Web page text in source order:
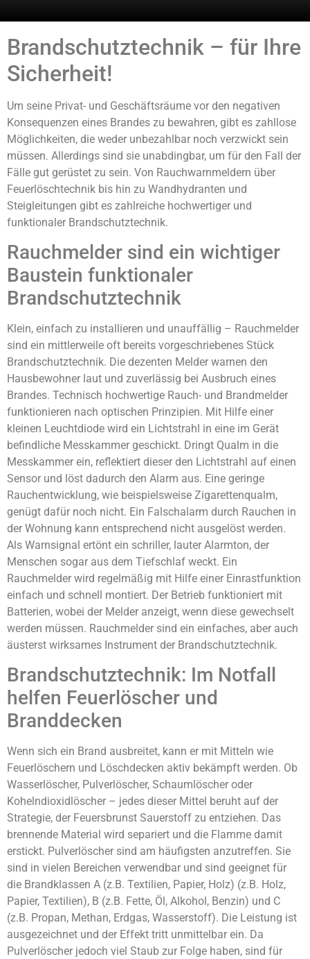
Brandschutztechnik – für Ihre
Sicherheit!
Um seine Privat- und Geschäftsräume vor den negativen
Konsequenzen eines Brandes zu bewahren, gibt es zahllose
Möglichkeiten, die weder unbezahlbar noch verzwickt sein
müssen. Allerdings sind sie unabdingbar, um für den Fall der
Fälle gut gerüstet zu sein. Von Rauchwarnmeldern über
Feuerlöschtechnik bis hin zu Wandhydranten und
Steigleitungen gibt es zahlreiche hochwertiger und
funktionaler Brandschutztechnik.
Rauchmelder sind ein wichtiger
Baustein funktionaler
Brandschutztechnik
Klein, einfach zu installieren und unauffällig – Rauchmelder
sind ein mittlerweile oft bereits vorgeschriebenes Stück
Brandschutztechnik. Die dezenten Melder warnen den
Hausbewohner laut und zuverlässig bei Ausbruch eines
Brandes. Technisch hochwertige Rauch- und Brandmelder
funktionieren nach optischen Prinzipien. Mit Hilfe einer
kleinen Leuchtdiode wird ein Lichtstrahl in eine im Gerät
befindliche Messkammer geschickt. Dringt Qualm in die
Messkammer ein, reflektiert dieser den Lichtstrahl auf einen
Sensor und löst dadurch den Alarm aus. Eine geringe
Rauchentwicklung, wie beispielsweise Zigarettenqualm,
genügt dafür noch nicht. Ein Falschalarm durch Rauchen in
der Wohnung kann entsprechend nicht ausgelöst werden.
Als Warnsignal ertönt ein schriller, lauter Alarmton, der
Menschen sogar aus dem Tiefschlaf weckt. Ein
Rauchmelder wird regelmäßig mit Hilfe einer Einrastfunktion
einfach und schnell montiert. Der Betrieb funktioniert mit
Batterien, wobei der Melder anzeigt, wenn diese gewechselt
werden müssen. Rauchmelder sind ein einfaches, aber auch
äusterst wirksames Instrument der Brandschutztechnik.
Brandschutztechnik: Im Notfall
helfen Feuerlöscher und
Branddecken
Wenn sich ein Brand ausbreitet, kann er mit Mitteln wie
Feuerlöschern und Löschdecken aktiv bekämpft werden. Ob
Wasserlöscher, Pulverlöscher, Schaumlöscher oder
Kohelndioxidlöscher – jedes dieser Mittel beruht auf der
Strategie, der Feuersbrunst Sauerstoff zu entziehen. Das
brennende Material wird separiert und die Flamme damit
erstickt. Pulverlöscher sind am häufigsten anzutreffen. Sie
sind in vielen Bereichen verwendbar und sind geeignet für
die Brandklassen A (z.B. Textilien, Papier, Holz) (z.B. Holz,
Papier, Textilien), B (z.B. Fette, Öl, Alkohol, Benzin) und C
(z.B. Propan, Methan, Erdgas, Wasserstoff). Die Leistung ist
ausgezeichnet und der Effekt tritt unmittelbar ein. Da
Pulverlöscher jedoch viel Staub zur Folge haben, sind für